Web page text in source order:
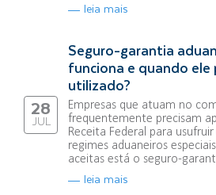
leia mais
28
JUL
Seguro-garantia
funciona e quando ele
utilizado?
Empresas que atuam no
frequentemente precisam
Receita Federal para
regimes aduaneiros
aceitas está o seguro-
leia mais